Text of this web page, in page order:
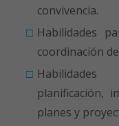
convivencia.
Habilidades
coordinación
planificación,
planes y